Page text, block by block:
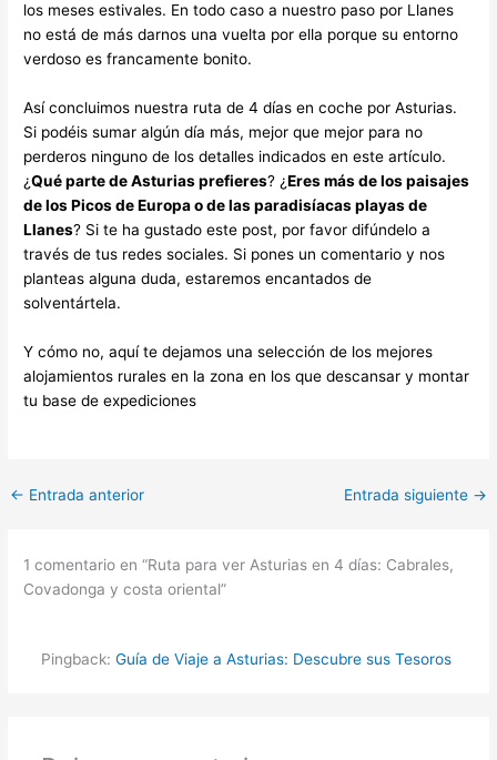
los meses estivales. En todo caso a nuestro paso por Llanes
no está de más darnos una vuelta por ella porque su entorno
verdoso es francamente bonito.
Así concluimos nuestra ruta de 4 días en coche por Asturias.
Si podéis sumar algún día más, mejor que mejor para no
perderos ninguno de los detalles indicados en este artículo.
¿Qué parte de Asturias prefieres? ¿Eres más de los paisajes
de los Picos de Europa o de las paradisíacas playas de
Llanes? Si te ha gustado este post, por favor difúndelo a
través de tus redes sociales. Si pones un comentario y nos
planteas alguna duda, estaremos encantados de
solventártela.
Y cómo no, aquí te dejamos una selección de los mejores
alojamientos rurales en la zona en los que descansar y montar
tu base de expediciones
← Entrada anterior Entrada siguiente →
1 comentario en “Ruta para ver Asturias en 4 días: Cabrales,
Covadonga y costa oriental”
Pingback: Guía de Viaje a Asturias: Descubre sus Tesoros